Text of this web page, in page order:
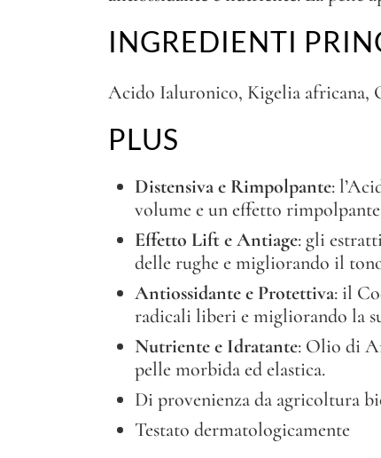
INGREDIENTI
Acido Ialuronico, Kigelia africana,
PLUS
Distensiva e Rimpolpante:
volume e un effetto
Effetto Lift e Antiage: gli
delle rughe e migliorando il
Antiossidante e Protettiva: il
radicali liberi e migliorando la
Nutriente e Idratante: Olio di
pelle morbida ed elastica.
Di provenienza da agricoltura
Testato dermatologicamente